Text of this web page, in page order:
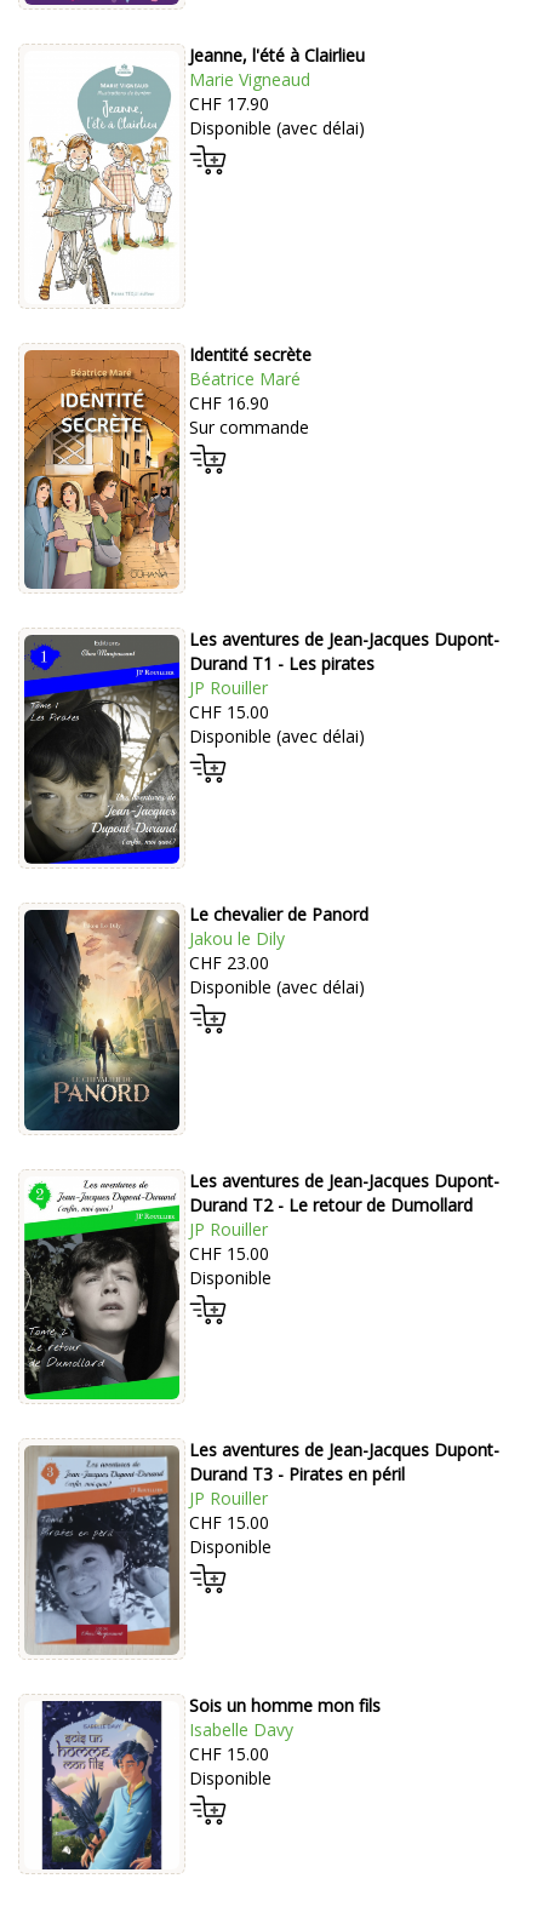
Jeanne, l'été à Clairlieu
Marie Vigneaud
CHF 17.90
Disponible (avec délai)
Identité secrète
Béatrice Maré
CHF 16.90
Sur commande
Les aventures de Jean-Jacques Dupont-
Durand T1 - Les pirates
JP Rouiller
CHF 15.00
Disponible (avec délai)
Le chevalier de Panord
Jakou le Dily
CHF 23.00
Disponible (avec délai)
Les aventures de Jean-Jacques Dupont-
Durand T2 - Le retour de Dumollard
JP Rouiller
CHF 15.00
Disponible
Les aventures de Jean-Jacques Dupont-
Durand T3 - Pirates en péril
JP Rouiller
CHF 15.00
Disponible
Sois un homme mon fils
Isabelle Davy
CHF 15.00
Disponible